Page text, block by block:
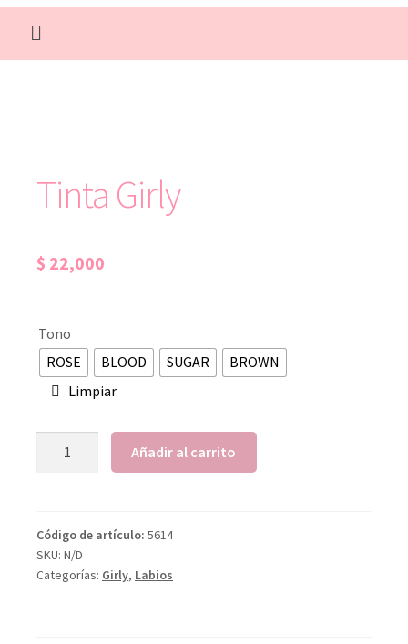
Tinta Girly
$ 22,000
Tono
ROSE
BLOOD SUGAR
BROWN
Limpiar
Añadir al carrito
Código de artículo: 5614
SKU: N/D
Categorías: Girly, Labios